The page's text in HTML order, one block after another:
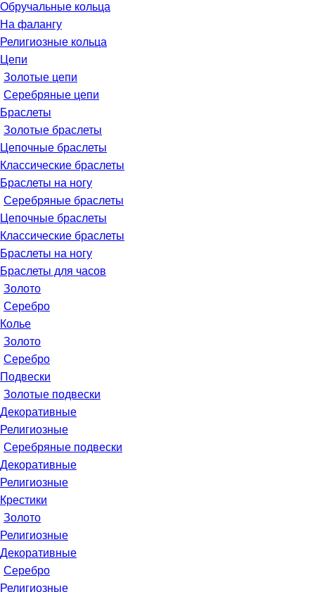
Обручальные кольца
На фалангу
Религиозные кольца
Цепи
Золотые цепи
Серебряные цепи
Браслеты
Золотые браслеты
Цепочные браслеты
Классические браслеты
Браслеты на ногу
Серебряные браслеты
Цепочные браслеты
Классические браслеты
Браслеты на ногу
Браслеты для часов
Золото
Серебро
Колье
Золото
Серебро
Подвески
Золотые подвески
Декоративные
Религиозные
Серебряные подвески
Декоративные
Религиозные
Крестики
Золото
Религиозные
Декоративные
Серебро
Религиозные